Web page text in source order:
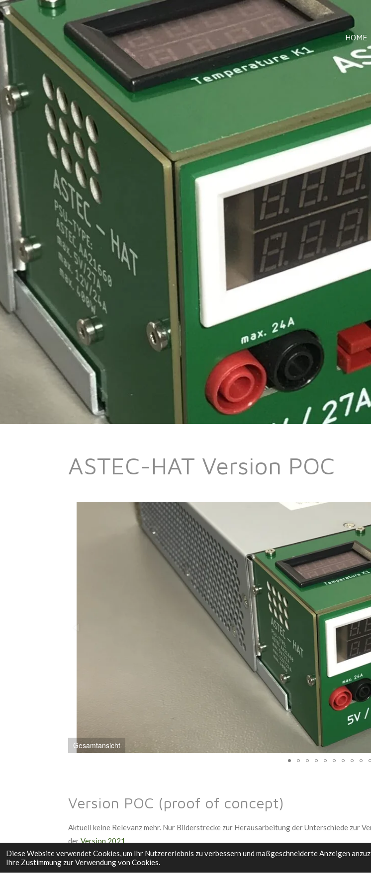
Diese Website verwendet Cookies, um Ihr Nutzererlebnis zu verbessern und maßgeschneiderte Anzeigen
Ihre Zustimmung zur Verwendung von Cookies.
Zum
Hauptinhalt
springen
HOME
ASTEC-HAT Version POC
Gesamtansicht
Version POC (proof of concept)
Aktuell keine Relevanz mehr. Nur Bilderstrecke zur Herausarbeitung der Unterschiede zur
derVersion 2021.